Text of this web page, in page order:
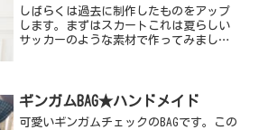
しばらくは過去に制作したものをアップ
します。まずはスカートこれは夏らしい
サッカーのような素材で作ってみまし
インです。ゴムだけだとお腹...
ギンガムBAG★ハンドメイド
可愛いギンガムチェックのBAGです。この